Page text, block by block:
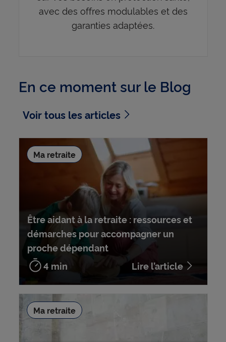
avec des offres modulables et des
garanties adaptées.
En ce moment sur le Blog
Voir tous les articles
Être aidant à la retraite : ressources et
démarches pour accompagner un
proche dépendant
4 min
Lire l’article
Ma retraite
Ma retraite